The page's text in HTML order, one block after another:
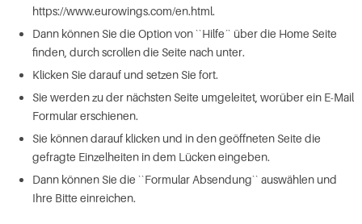
https://www.eurowings.com/en.html.
Dann können Sie die Option von ``Hilfe´` über die Home Seite
finden, durch scrollen die Seite nach unter.
Klicken Sie darauf und setzen Sie fort.
Sie werden zu der nächsten Seite umgeleitet, worüber ein E-Mail
Formular erschienen.
Sie können darauf klicken und in den geöffneten Seite die
gefragte Einzelheiten in dem Lücken eingeben.
Dann können Sie die ``Formular Absendung`` auswählen und
Ihre Bitte einreichen.